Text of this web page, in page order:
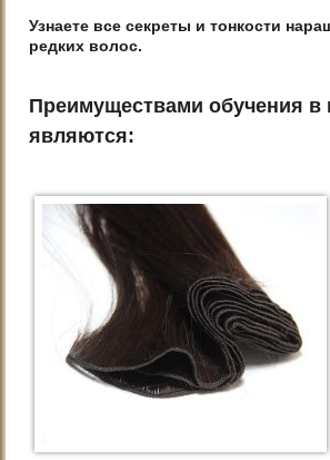
Узнаете все секреты и тонкости
редких волос.
Преимуществами обучения в
являются: